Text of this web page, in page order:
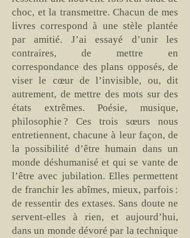
choc, et la transmettre. Chacun de mes
livres correspond à une stèle plantée
par amitié. J’ai essayé d’unir les
contraires, de mettre en
correspondance des plans opposés, de
viser le cœur de l’invisible, ou, dit
autrement, de mettre des mots sur des
états extrêmes. Poésie, musique,
philosophie ? Ces trois sœurs nous
entretiennent, chacune à leur façon, de
la possibilité d’être humain dans un
monde déshumanisé et qui se vante de
l’être avec jubilation. Elles permettent
de franchir les abîmes, mieux, parfois :
de ressentir des extases. Sans doute ne
servent-elles à rien, et aujourd’hui,
dans un monde dévoré par la technique